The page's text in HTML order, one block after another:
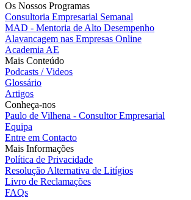
Os Nossos Programas
Consultoria Empresarial Semanal
MAD - Mentoria de Alto Desempenho
Alavancagem nas Empresas Online
Academia AE
Mais Conteúdo
Podcasts / Videos
Glossário
Artigos
Conheça-nos
Paulo de Vilhena - Consultor Empresarial
Equipa
Entre em Contacto
Mais Informações
Política de Privacidade
Resolução Alternativa de Litígios
Livro de Reclamações
FAQs